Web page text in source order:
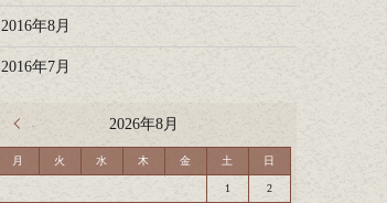
2016年8月
2016年7月
2026年8月
月 火 水 木 金 土 日
1 2